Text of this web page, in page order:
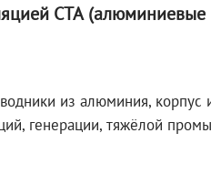
СТА (алюминиевые
из алюминия, корпус
генерации, тяжёлой